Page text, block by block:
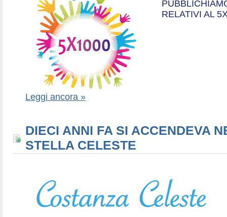
RELATIVI AL
Leggi ancora »
DIECI ANNI FA SI ACCENDEVA
STELLA CELESTE